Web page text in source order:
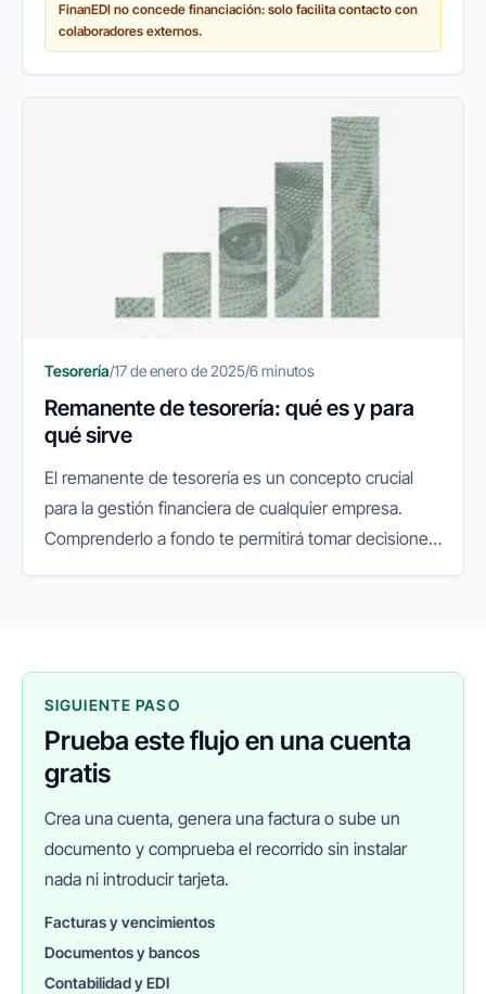
pooling, una...
FinanEDI no concede financiación: solo facilita contacto con
colaboradores externos.
Tesorería/17 de enero de 2025/6 minutos
Remanente de tesorería: qué es y para
qué sirve
El remanente de tesorería es un concepto crucial
para la gestión financiera de cualquier empresa.
Comprenderlo a fondo te permitirá tomar decisiones
SIGUIENTE PASO
Prueba este flujo en una cuenta
gratis
Crea una cuenta, genera una factura o sube un
documento y comprueba el recorrido sin instalar
nada ni introducir tarjeta.
Facturas y vencimientos
Documentos y bancos
Contabilidad y EDI
FINANEDI
Hablemos ahora